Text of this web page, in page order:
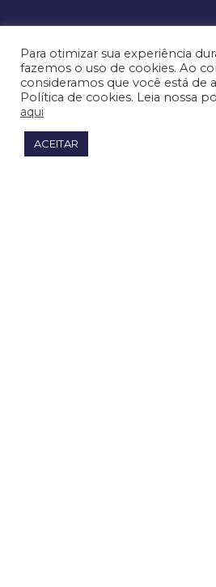
Para otimizar sua experiência
fazemos o uso de cookies. Ao
consideramos que você está de
Política de cookies. Leia nossa
aqui
ACEITAR